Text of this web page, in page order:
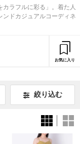
ラフルに彩る」。着た人
ドカジュアルコーディネ
お気に入り
絞り込む